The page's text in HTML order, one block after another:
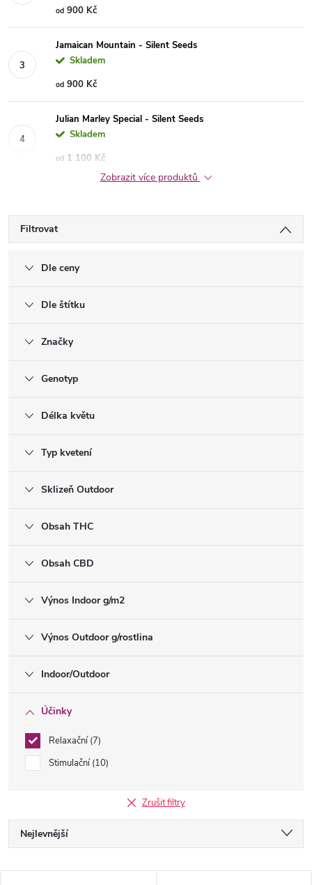
od 900 Kč
Jamaican Mountain - Silent Seeds
Skladem
od 900 Kč
Julian Marley Special - Silent Seeds
Skladem
od 1 100 Kč
Zobrazit více produktů
Filtrovat
Dle ceny
Dle štítku
Značky
Genotyp
Délka květu
Typ kvetení
Sklizeň Outdoor
Obsah THC
Obsah CBD
Výnos Indoor g/m2
Výnos Outdoor g/rostlina
Indoor/Outdoor
Účinky
Relaxační 7
Stimulační 10
Zrušit filtry
Ř
a
Nejlevnější